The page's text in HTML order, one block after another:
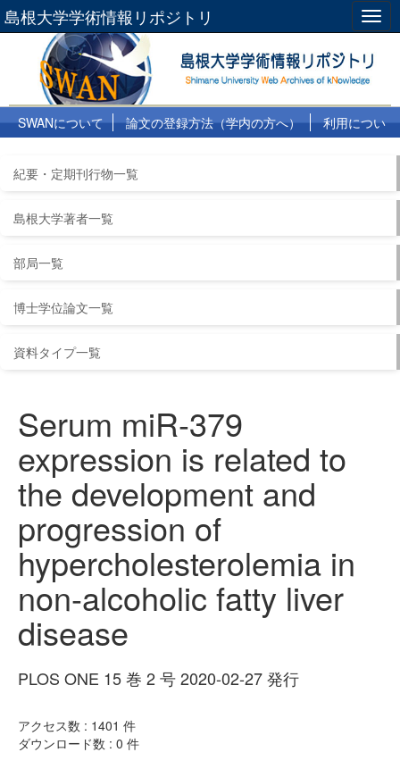
島根大学学術情報リポジトリ
SWANについて 論文の登録方法（学内の方へ）
利用につい
紀要・定期刊行物一覧
島根大学著者一覧
部局一覧
博士学位論文一覧
資料タイプ一覧
Serum miR-379
expression is related to
the development and
progression of
hypercholesterolemia in
non-alcoholic fatty liver
disease
PLOS ONE 15 巻 2 号 2020-02-27 発行
アクセス数 : 1401 件
ダウンロード数 : 0 件